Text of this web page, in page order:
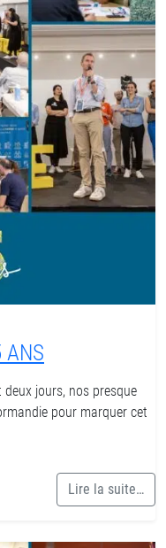
ANS
deux jours, nos presque
pour marquer cet
Lire la suite…